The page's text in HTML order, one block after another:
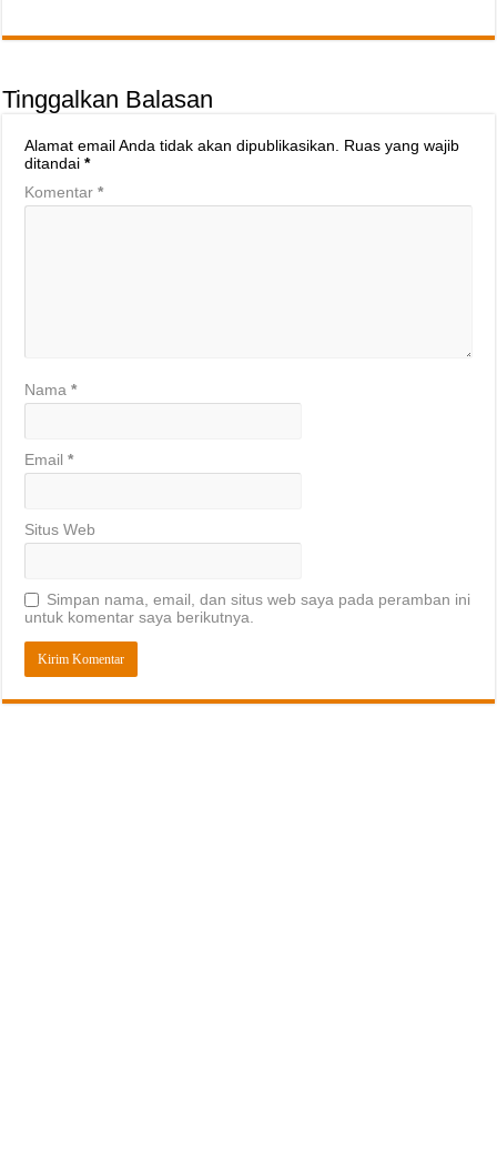
Tinggalkan Balasan
Alamat email Anda tidak akan dipublikasikan. Ruas yang wajib
ditandai*
Komentar*
Nama*
Email*
Situs Web
Simpan nama, email, dan situs web saya pada peramban ini
untuk komentar saya berikutnya.